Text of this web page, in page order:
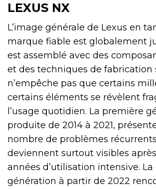
LEXUS NX
L’image générale de Lexus en
marque fiable est globalement
est assemblé avec des
et des techniques de fabrication
n’empêche pas que certains
certains éléments se révèlent
l’usage quotidien. La première
produite de 2014 à 2021,
nombre de problèmes
deviennent surtout visibles
années d’utilisation intensive.
génération à partir de 2022